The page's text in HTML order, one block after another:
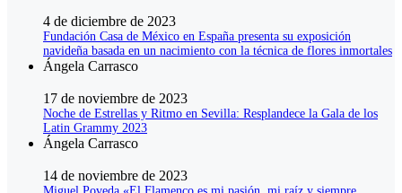
4 de diciembre de 2023
Fundación Casa de México en España presenta su exposición
navideña basada en un nacimiento con la técnica de flores inmortales
Ángela Carrasco
17 de noviembre de 2023
Noche de Estrellas y Ritmo en Sevilla: Resplandece la Gala de los
Latin Grammy 2023
Ángela Carrasco
14 de noviembre de 2023